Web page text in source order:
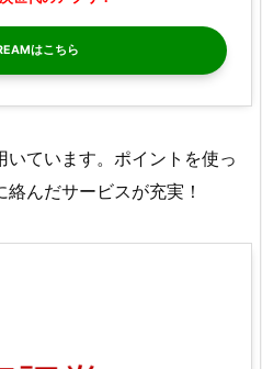
いています。ポイントを使っ
んだサービスが充実！